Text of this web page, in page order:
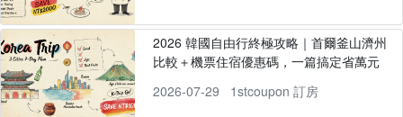
2026 韓國自由行終極攻略｜首爾釜山濟州
比較＋機票住宿優惠碼，一篇搞定省萬元
2026-07-29
1stcoupon 訂房